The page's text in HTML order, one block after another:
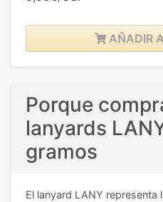
AÑADIR
Porque
lanyards
gramos
El lanyard LANY representa